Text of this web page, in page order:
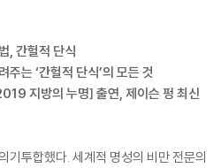
, 간헐적 단식
는 ‘간헐적 단식’의 모든 것
지방의 누명] 출연, 제이슨 펑 최신
기투합했다. 세계적 명성의 비만 전문의